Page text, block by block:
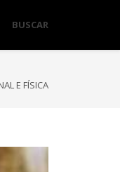
BUSCAR
E FÍSICA